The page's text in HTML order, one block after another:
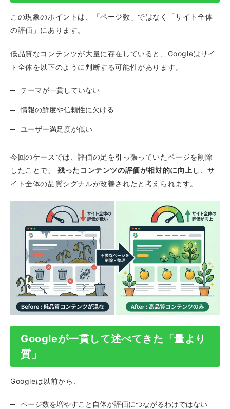
この現象のポイントは、「ページ数」ではなく「サイト全体
の評価」にあります。
低品質なコンテンツが大量に存在していると、Googleはサイ
ト全体を以下のように判断する可能性があります。
テーマが一貫していない
情報の鮮度や信頼性に欠ける
ユーザー満足度が低い
今回のケースでは、評価の足を引っ張っていたページを削除
したことで、残ったコンテンツの評価が相対的に向上 し、サ
イト全体の品質シグナルが改善されたと考えられます。
Googleが一貫して述べてきた「量より
質」
Googleは以前から、
ページ数を増やすこと自体が評価につながるわけではない